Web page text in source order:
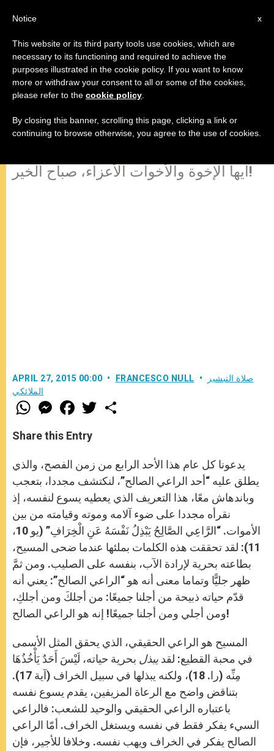
كلمة قداسة البابا فرنسيس صلاة
"افرحي يا ملكة السماء" 26 أبريل /
نيسان 2015
أيها الإخوة والأخوات الأعزاء، صباح الخير!
APRIL 27, 2015 00:00 FRANCESCO NULL
صلاة التبشير
الملائكي
W
h
t
s
p
M
e
s
e
g
e
r
F
a
e
b
o
k
w
r
Share this Entry
يدعونا كل عام هذا الأحد الرابع من زمن الفصح، والذي
يطلق عليه “أحد الراعي الصالح”، لنكتشف مجددا، بتعجب
وباندهاش معًا، هذا التعريف الذي يعطيه يسوع لنفسه، إذ
نقرأه مجددا على ضوء آلامه وموته وقيامته من بين
الأموات. “الرَّاعِي الصَّالِحُ يَبْذِلُ نَفْسَهُ عَنِ الْخِرَافِ” (يو 10،
11): لقد تحققت هذه الكلمات بملئها عندما ضحى المسيح،
بطاعته بحرية لإرادة الآب، بنفسه على الصليب. ومن ثمَّ
ظهر جليًّا وتماما معنى أنه هو “الراعي الصالح”: يعني أنه
قدّم حياته ذبيحة من أجلنا جميعًا: من أجلكَ ومن أجلكِ،
ومن أجلي ومن أجلنا جميعًا! إنه هو الراعي الصالح!
المسيح هو الراعي الحقيقي، الذي يحقق المثل الأسمى
في محبة القطيع: لقد يبذل بحرية حياته، لَيْسَ أَحَدٌ يَأْخُذُهَا
مِنِّه (را. 18)، ولكنه يبذلها في سبيل الخراف (آية 17).
بتناقض واضح مع الرعاة المزيفين، يقدم يسوع نفسه
باعتباره الراعي الحقيقي والوحيد للشعب: فالراعي
السيء يفكر فقط في نفسه ويستغل الخراف. أمّا الراعي
الصالح يفكر في الخراف ويهب نفسه. وخلافا للأجير، فإن
x
Notice
This website or its third party tools use cookies, which are
necessary to its functioning and required to achieve the
purposes illustrated in the cookie policy. If you want to know
more or withdraw your consent to all or some of the cookies,
please refer to the cookie policy
By closing this banner, scrolling this page, clicking a link or
continuing to browse otherwise, you agree to the use of cookies.